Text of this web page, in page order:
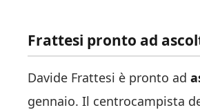
Frattesi pronto ad
Davide Frattesi è pronto ad
gennaio. Il centrocampista